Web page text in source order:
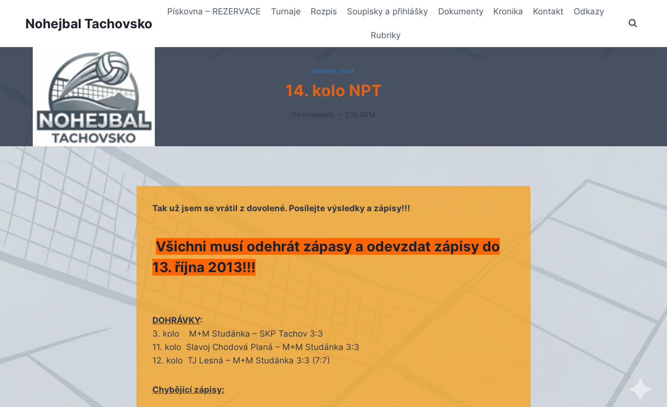
Nohejbal Tachovsko
Pískovna – REZERVACE Turnaje Rozpis Soupisky a přihlášky Dokumenty Kronika Kontakt Odkazy
Rubriky
ARCHIV 2014
14. kolo NPT
Od nohejbaltc 2.10.2014
Tak už jsem se vrátil z dovolené. Posílejte výsledky a zápisy!!!
Všichni musí odehrát zápasy a odevzdat zápisy do
13. října 2013!!!
DOHRÁVKY:
3. kolo M+M Studánka – SKP Tachov 3:3
11. kolo Slavoj Chodová Planá – M+M Studánka 3:3
12. kolo TJ Lesná – M+M Studánka 3:3 (7:7)
Chybějící zápisy: